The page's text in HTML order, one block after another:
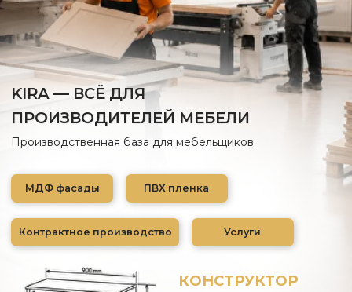
МДФ фасады ПВХ пленка
KIRA — ВСЁ ДЛЯ
ПРОИЗВОДИТЕЛЕЙ МЕБЕЛИ
Производственная база для мебельщиков
КОНСТРУКТОР
и запуска в производство
KIRA — одно из крупнейших
мебельных производств Казахстана